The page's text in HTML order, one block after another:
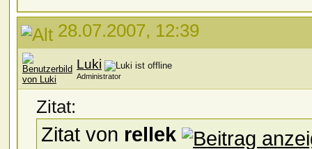
28.07.2007, 12:39
Luki
Administrator
Zitat:
Zitat von rellek